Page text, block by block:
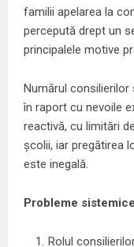
familii apelarea la
percepută drept un
principalele motive
Numărul
în raport cu nevoile
reactivă, cu limitări
școlii, iar pregătirea
este inegală.
Probleme
Rolul